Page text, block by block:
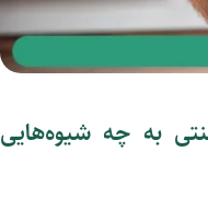
به چه شیوه‌هایی